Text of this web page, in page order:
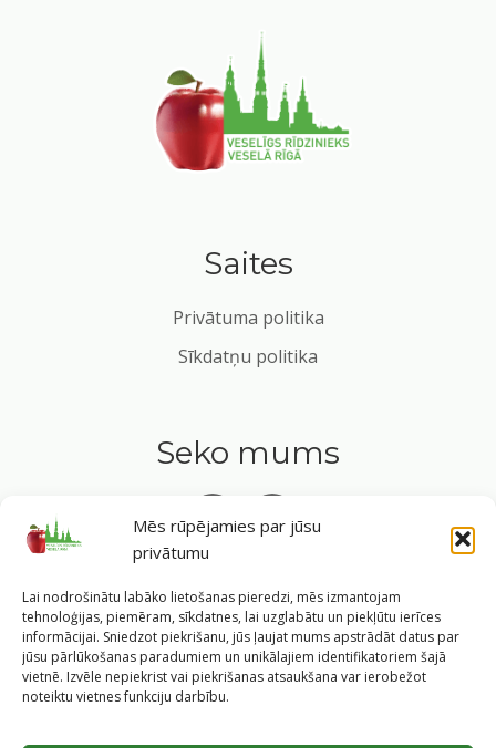
Mēs rūpējamies par jūsu
privātumu
Lai nodrošinātu labāko lietošanas pieredzi, mēs izmantojam
tehnoloģijas, piemēram, sīkdatnes, lai uzglabātu un piekļūtu ierīces
informācijai. Sniedzot piekrišanu, jūs ļaujat mums apstrādāt datus par
jūsu pārlūkošanas paradumiem un unikālajiem identifikatoriem šajā
vietnē. Izvēle nepiekrist vai piekrišanas atsaukšana var ierobežot
noteiktu vietnes funkciju darbību.
Saites
Privātuma politika
Sīkdatņu politika
Seko mums
©2026 Veselīgs rīdzinieks veselā Rīgā |Pārpublicējot
informāciju, atsauce uz Rīgas valstspilsētas pašvaldības